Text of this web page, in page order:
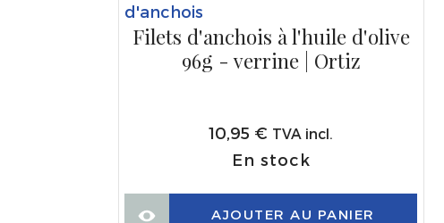
d'anchois
Filets d'anchois à l'huile d'olive
96g - verrine | Ortiz
10,95 € TVA incl.
En stock
AJOUTER AU PANIER